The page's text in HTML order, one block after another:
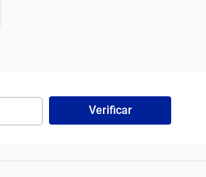
Verificar